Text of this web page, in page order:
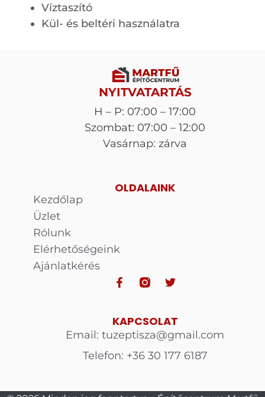
Víztaszító
Kül- és beltéri használatra
NYITVATARTÁS
H – P: 07:00 – 17:00
Szombat: 07:00 – 12:00
Vasárnap: zárva
OLDALAINK
Kezdőlap
Üzlet
Rólunk
Elérhetőségeink
Ajánlatkérés
KAPCSOLAT
Email: tuzeptisza@gmail.com
Telefon: +36 30 177 6187